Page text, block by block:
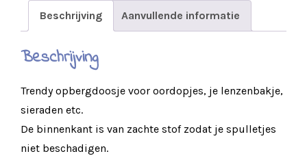
Beschrijving Aanvullende informatie
Beschrijving
Trendy opbergdoosje voor oordopjes, je lenzenbakje,
sieraden etc.
De binnenkant is van zachte stof zodat je spulletjes
niet beschadigen.